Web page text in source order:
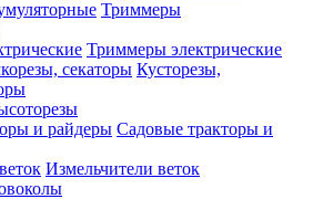
Триммеры
Триммеры электрические
Кусторезы,
Садовые тракторы и
Измельчители веток